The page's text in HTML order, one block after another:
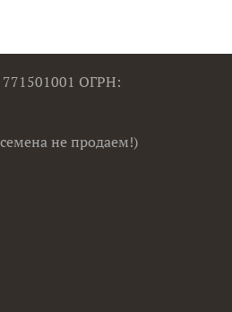
ОГРН:
не продаем!)